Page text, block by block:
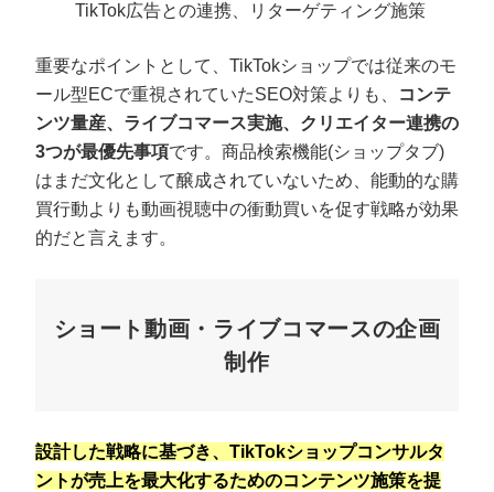
TikTok広告との連携、リターゲティング施策
重要なポイントとして、TikTokショップでは従来のモ
ール型ECで重視されていたSEO対策よりも、
コンテ
ンツ量産、ライブコマース実施、クリエイター連携の
3つが最優先事項です。商品検索機能(ショップタブ)
はまだ文化として醸成されていないため、能動的な購
買行動よりも動画視聴中の衝動買いを促す戦略が効果
的だと言えます。
ショート動画・ライブコマースの企画
制作
設計した戦略に基づき、TikTokショップコンサルタ
ントが売上を最大化するためのコンテンツ施策を提